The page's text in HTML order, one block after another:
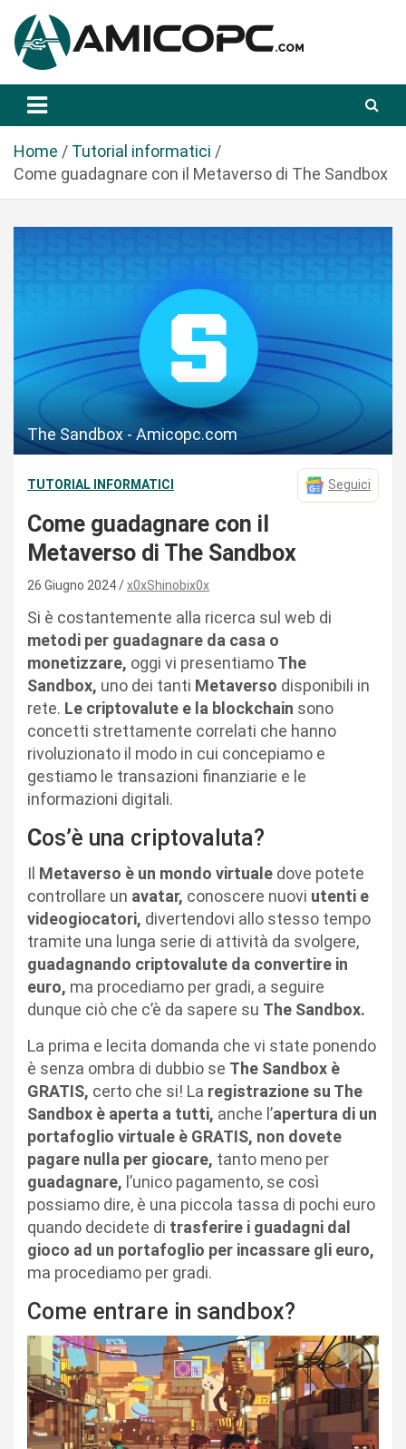
a
Amicopc.com
Home
Tutorial informatici
Come guadagnare con il Metaverso di The Sandbox
The Sandbox - Amicopc.com
TUTORIAL INFORMATICI Seguici
Come guadagnare con il
Metaverso di The Sandbox
26 Giugno 2024 x0xShinobix0x
Si è costantemente alla ricerca sul web di
metodi per guadagnare da casa o
monetizzare, oggi vi presentiamo The
Sandbox, uno dei tanti Metaverso disponibili in
rete. Le criptovalute e la blockchain sono
concetti strettamente correlati che hanno
rivoluzionato il modo in cui concepiamo e
gestiamo le transazioni finanziarie e le
informazioni digitali.
Cos’è una criptovaluta?
Il Metaverso è un mondo virtuale dove potete
controllare un avatar, conoscere nuovi utenti e
videogiocatori, divertendovi allo stesso tempo
tramite una lunga serie di attività da svolgere,
guadagnando criptovalute da convertire in
euro, ma procediamo per gradi, a seguire
dunque ciò che c’è da sapere su The Sandbox.
La prima e lecita domanda che vi state ponendo
è senza ombra di dubbio se The Sandbox è
GRATIS, certo che si! La registrazione su The
Sandbox è aperta a tutti, anche l’apertura di un
portafoglio virtuale è GRATIS, non dovete
pagare nulla per giocare, tanto meno per
guadagnare, l’unico pagamento, se così
possiamo dire, è una piccola tassa di pochi euro
quando decidete di trasferire i guadagni dal
gioco ad un portafoglio per incassare gli euro,
ma procediamo per gradi.
Come entrare in sandbox?